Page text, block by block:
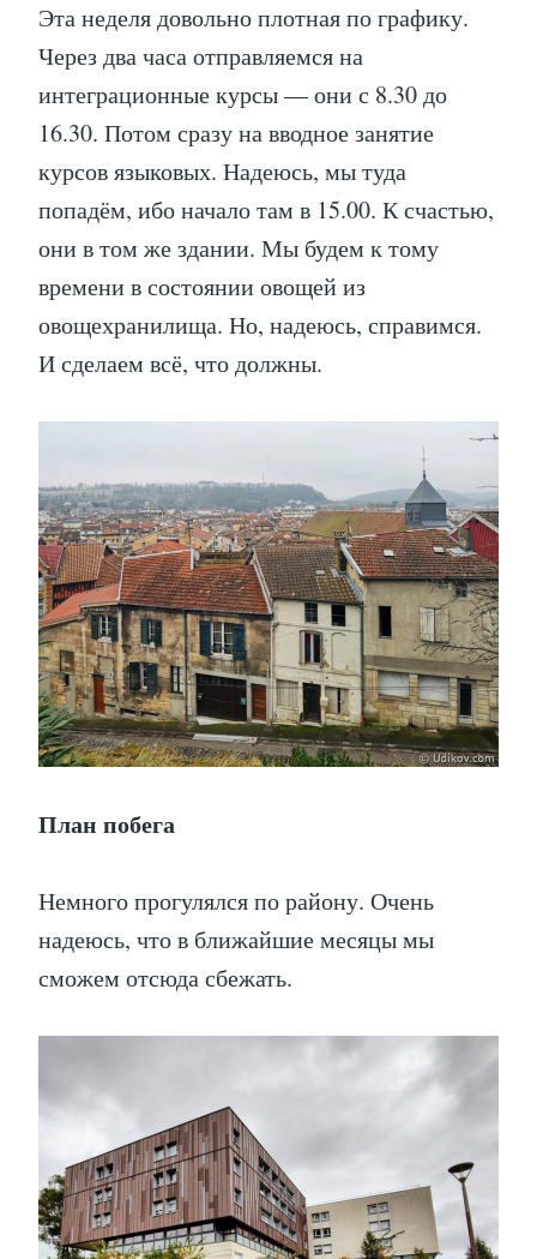
Эта неделя довольно плотная по графику.
Через два часа отправляемся на
интеграционные курсы — они с 8.30 до
16.30. Потом сразу на вводное занятие
курсов языковых. Надеюсь, мы туда
попадём, ибо начало там в 15.00. К счастью,
они в том же здании. Мы будем к тому
времени в состоянии овощей из
овощехранилища. Но, надеюсь, справимся.
И сделаем всё, что должны.
План побега
Немного прогулялся по району. Очень
надеюсь, что в ближайшие месяцы мы
сможем отсюда сбежать.